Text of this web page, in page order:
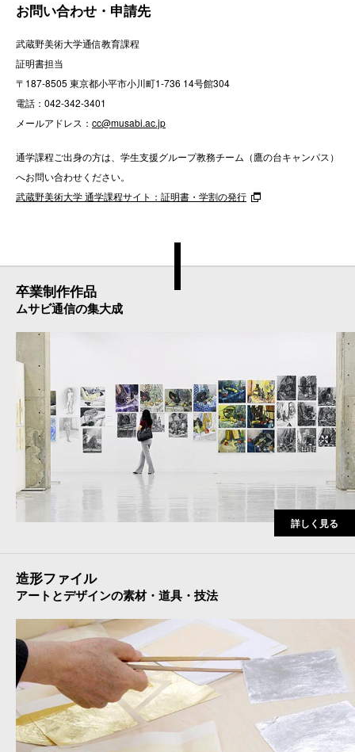
お問い合わせ・申請先
武蔵野美術大学通信教育課程
証明書担当
〒187-8505 東京都小平市小川町1-736 14号館304
電話： 042-342-3401
メールアドレス： cc@musabi.ac.jp
通学課程ご出身の方は、学生支援グループ教務チーム（鷹の台キャンパス）
へお問い合わせください。
武蔵野美術大学 通学課程サイト：証明書・学割の発行
卒業制作作品
ムサビ通信の集大成
詳しく見る
造形ファイル
アートとデザインの素材・道具・技法